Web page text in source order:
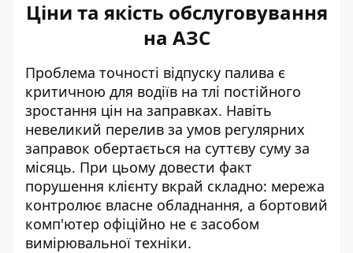
Ціни та якість обслуговування
на АЗС
Проблема точності відпуску палива є
критичною для водіїв на тлі постійного
зростання цін на заправках. Навіть
невеликий перелив за умов регулярних
заправок обертається на суттєву суму за
місяць. При цьому довести факт
порушення клієнту вкрай складно: мережа
контролює власне обладнання, а бортовий
комп'ютер офіційно не є засобом
вимірювальної техніки.